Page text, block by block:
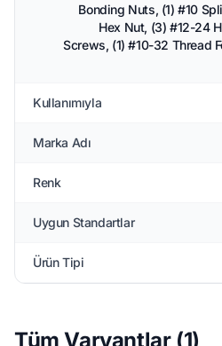
Bonding Nuts, (1) #10
Hex Nut, (3) #12-24
Screws, (1) #10-32 Thread
Kullanımıyla
Marka Adı
Renk
Uygun Standartlar
Ürün Tipi
Tüm Varyantlar (1)